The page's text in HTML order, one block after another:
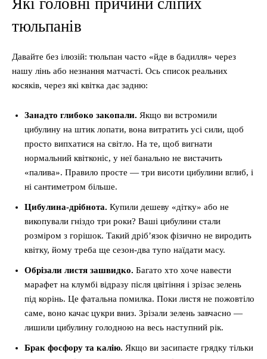
Які головні причини сліпих
тюльпанів
Давайте без ілюзій: тюльпан часто «йде в бадилля» через
нашу лінь або незнання матчасті. Ось список реальних
косяків, через які квітка дає задню:
Занадто глибоко закопали. Якщо ви встромили
цибулину на штик лопати, вона витратить усі сили, щоб
просто випхатися на світло. На те, щоб вигнати
нормальний квітконіс, у неї банально не вистачить
«палива». Правило просте — три висоти цибулини вглиб, і
ні сантиметром більше.
Цибулина-дрібнота. Купили дешеву «дітку» або не
викопували гніздо три роки? Ваші цибулини стали
розміром з горішок. Такий дріб’язок фізично не виродить
квітку, йому треба ще сезон-два тупо наїдати масу.
Обрізали листя зашвидко. Багато хто хоче навести
марафет на клумбі відразу після цвітіння і зрізає зелень
під корінь. Це фатальна помилка. Поки листя не пожовтіло
саме, воно качає цукри вниз. Зрізали зелень завчасно —
лишили цибулину голодною на весь наступний рік.
Брак фосфору та калію. Якщо ви засипаєте грядку тільки